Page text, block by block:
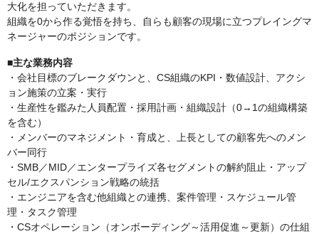
大化を担っていただきます。
組織を0から作る覚悟を持ち、自らも顧客の現場に立つプレイングマ
ネージャーのポジションです。
■主な業務内容
・会社目標のブレークダウンと、CS組織のKPI・数値設計、アクシ
ョン施策の立案・実行
・生産性を鑑みた人員配置・採用計画・組織設計（0→1の組織構築
を含む）
・メンバーのマネジメント・育成と、上長としての顧客先へのメン
バー同行
・SMB／MID／エンタープライズ各セグメントの解約阻止・アップ
セル/エクスパンション戦略の統括
・エンジニアを含む他組織との連携、案件管理・スケジュール管
理・タスク管理
・CSオペレーション（オンボーディング～活用促進～更新）の仕組